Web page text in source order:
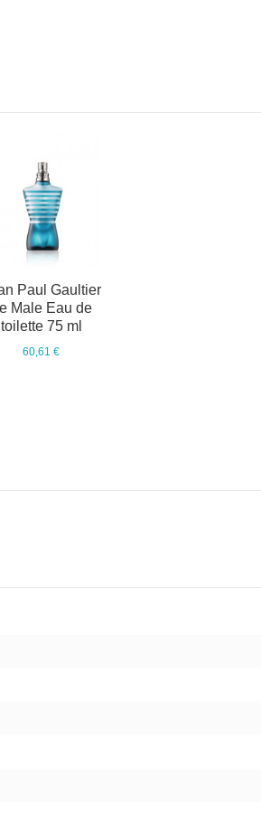
Paul Gaultier
Male Eau de
toilette 75 ml
60,61 €